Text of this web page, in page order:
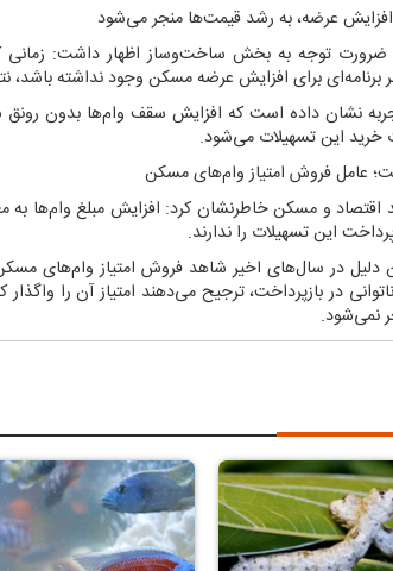
عرضه، به رشد قیمت‌ها منجر می‌شود
ضرورت توجه به بخش ساخت‌وساز اظهار داشت: زمانی
برنامه‌ای برای افزایش عرضه مسكن وجود نداشته
نشان داده است كه افزایش سقف وام‌ها بدون
این تسهیلات می‌شود.
عامل فروش امتیاز وام‌های مسكن
اقتصاد و مسكن خاطرنشان كرد: افزایش مبلغ وام‌ها به
این تسهیلات را ندارند.
در سال‌های اخیر شاهد فروش امتیاز وام‌های مسكن
ناتوانی در بازپرداخت، ترجیح می‌دهند امتیاز آن را
نمی‌شود.